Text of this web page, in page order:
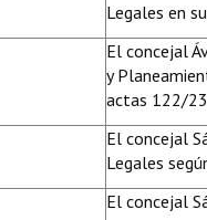
Legales en
El concejal
y
actas 122/
El concejal
Legales
El concejal